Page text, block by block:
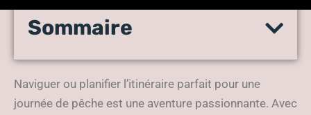
sondeur ?
Sommaire
Naviguer ou planifier l’itinéraire parfait pour une
journée de pêche est une aventure passionnante. Avec